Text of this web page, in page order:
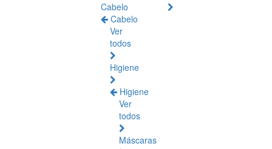
Cabelo
Cabelo
Ver
todos
Higiene
Higiene
Ver
todos
Máscaras